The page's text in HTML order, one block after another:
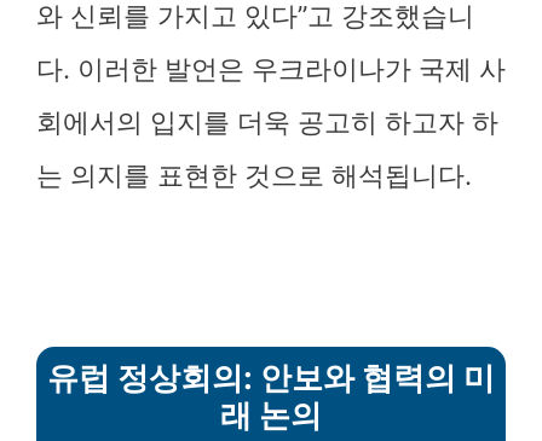
와 신뢰를 가지고 있다”고 강조했습니
다. 이러한 발언은 우크라이나가 국제 사
회에서의 입지를 더욱 공고히 하고자 하
는 의지를 표현한 것으로 해석됩니다.
유럽 정상회의: 안보와 협력의 미
래 논의